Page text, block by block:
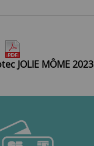
JOLIE MÔME 2023